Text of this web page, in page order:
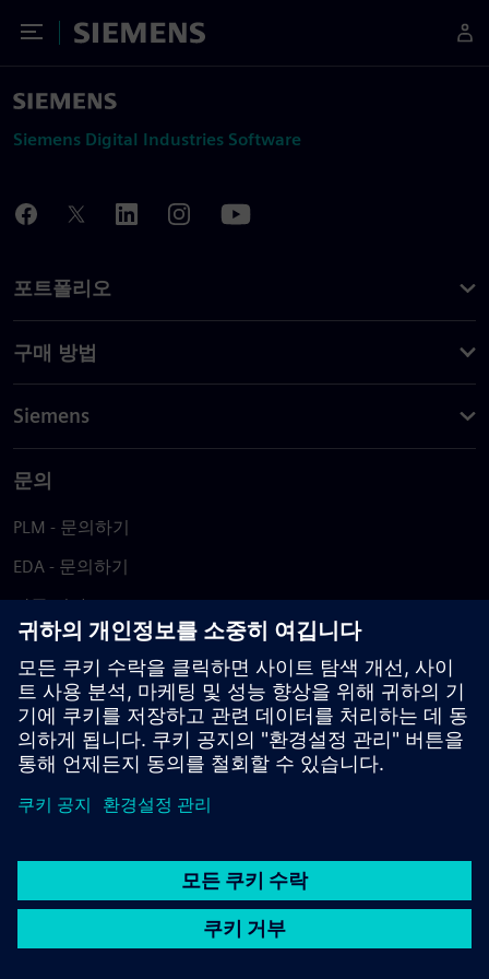
Toggle Menu
Siemens
Siemens Digital Industries Software
포트폴리오
구매 방법
Siemens
문의
PLM - 문의하기
EDA - 문의하기
각국 지사
지원 센터
피드백 제공
저작권침해 보고
© Siemens
2026
고발